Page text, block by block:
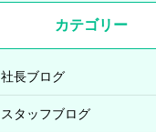
カテゴリー
社長ブログ
スタッフブログ